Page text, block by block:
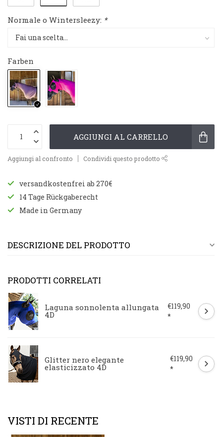
Normale o Wintersleezy: *
Farben
AGGIUNGI AL CARRELLO
Aggiungi al confronto Condividi questo prodotto
versandkostenfrei ab 270€
14 Tage Rückgaberecht
Made in Germany
DESCRIZIONE DEL PRODOTTO
PRODOTTI CORRELATI
Laguna sonnolenta allungata
4D
€119,90
*
Glitter nero elegante
elasticizzato 4D
€119,90
*
VISTI DI RECENTE